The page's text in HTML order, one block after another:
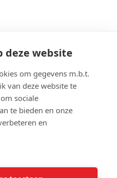
22
deze website
om gegevens m.b.t.
van deze website te
sociale
te bieden en onze
en